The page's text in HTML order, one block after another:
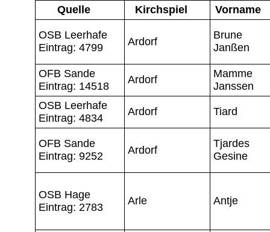
Quelle
Kirchspiel Vorname
OSB Leerhafe
Eintrag: 4799
Ardorf
Brune
Janßen
OFB Sande
Eintrag: 14518
Ardorf
Mamme
Janssen
OSB Leerhafe
Eintrag: 4834
Ardorf Tiard
OFB Sande
Eintrag: 9252
Ardorf
Tjardes
Gesine
OSB Hage
Eintrag: 2783
Arle Antje